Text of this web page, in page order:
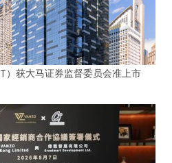
）获大马证券监督委员会准上市